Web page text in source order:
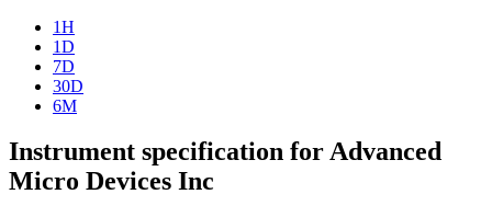
1H
1D
7D
30D
6M
Instrument specification for Advanced
Micro Devices Inc